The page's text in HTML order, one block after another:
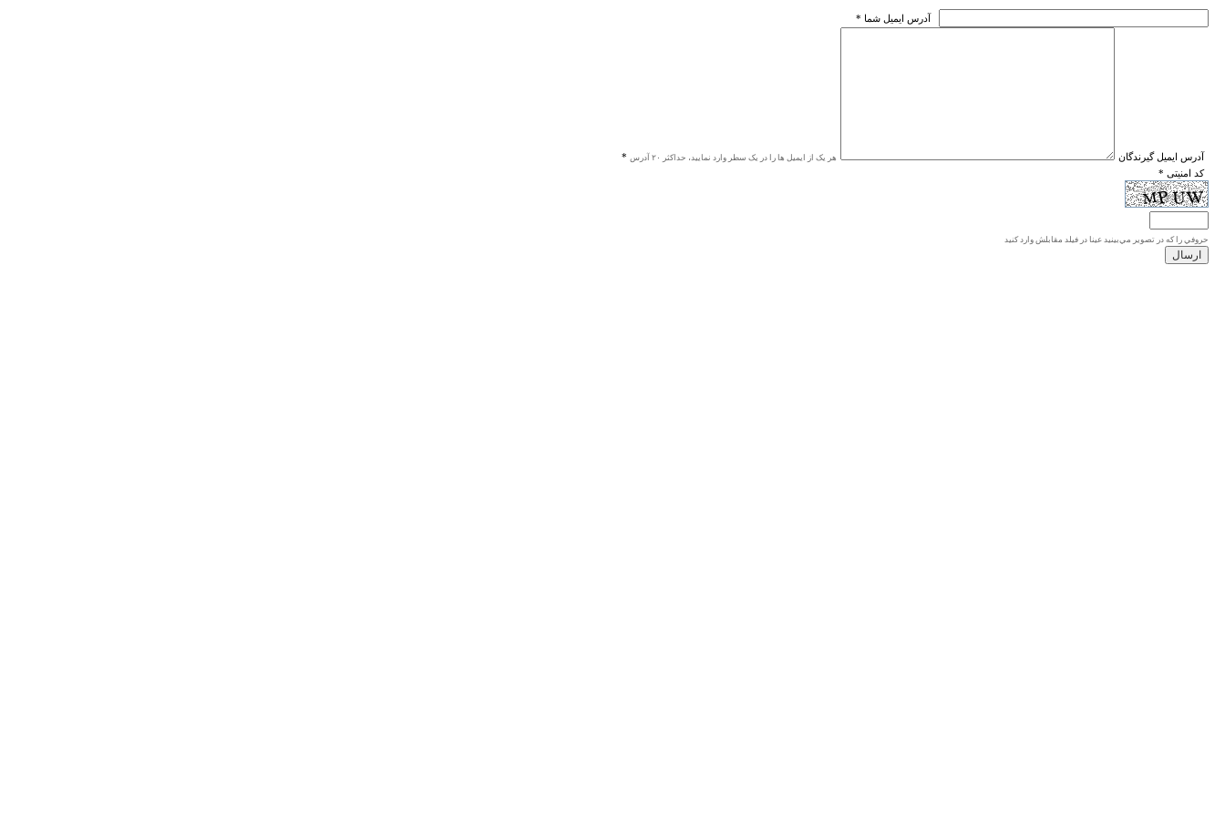
* آدرس ايميل شما
* آدرس ايميل گيرندگان هر یک از ایمیل ها را در یک سطر وارد نمایید، حداکثر ۲۰ آدرس
* کد امنیتی
حروفي را كه در تصوير مي‌بينيد عينا در فيلد مقابلش وارد كنيد